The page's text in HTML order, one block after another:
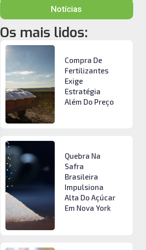
Notícias
Os mais lidos:
Compra De
Fertilizantes
Exige
Estratégia
Além Do Preço
Quebra Na
Safra
Brasileira
Impulsiona
Alta Do Açúcar
Em Nova York